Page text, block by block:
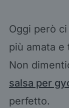
Oggi però
più amata e
Non
salsa per
perfetto.